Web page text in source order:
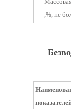
,%, не